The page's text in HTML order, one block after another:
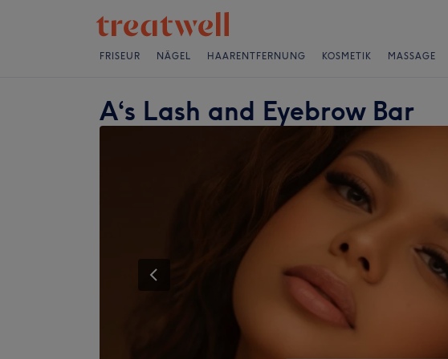
FRISEUR NÄGEL HAARENTFERNUNG KOSMETIK MASSAGE
A‘s Lash and Eyebrow Bar